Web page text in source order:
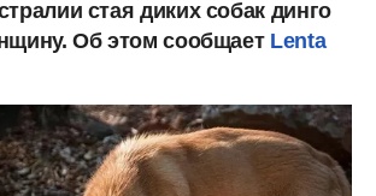
стая диких собак динго
Об этом сообщает Lenta